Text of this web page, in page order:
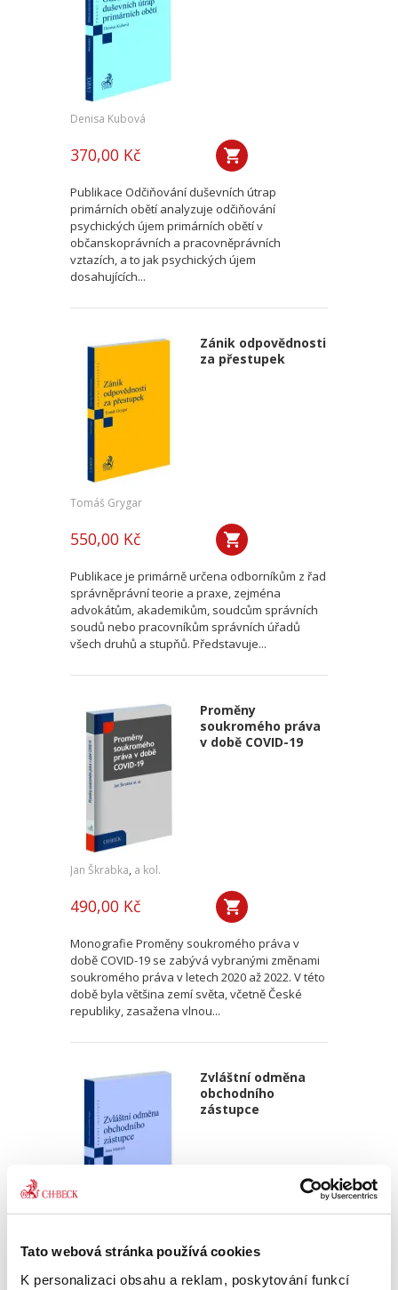
Tato webová stránka používá cookies
K personalizaci obsahu a reklam, poskytování funkcí
Denisa Kubová
370,00 Kč
Publikace Odčiňování duševních útrap
primárních obětí analyzuje odčiňování
psychických újem primárních obětí v
občanskoprávních a pracovněprávních
vztazích, a to jak psychických újem
dosahujících...
Zánik odpovědnosti
za přestupek
Tomáš Grygar
550,00 Kč
Publikace je primárně určena odborníkům z řad
správněprávní teorie a praxe, zejména
advokátům, akademikům, soudcům správních
soudů nebo pracovníkům správních úřadů
všech druhů a stupňů. Představuje...
Proměny
soukromého práva
v době COVID-19
Jan Škrabka, a kol.
490,00 Kč
Monografie Proměny soukromého práva v
době COVID-19 se zabývá vybranými změnami
soukromého práva v letech 2020 až 2022. V této
době byla většina zemí světa, včetně České
republiky, zasažena vlnou...
Zvláštní odměna
obchodního
zástupce
350,00 Kč